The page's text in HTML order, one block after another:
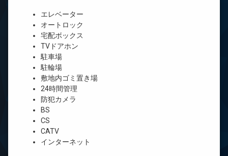
エレベーター
オートロック
宅配ボックス
TVドアホン
駐車場
駐輪場
敷地内ゴミ置き場
24時間管理
防犯カメラ
BS
CS
CATV
インターネット